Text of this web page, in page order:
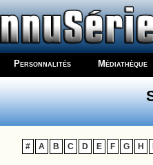
Personnalités Médiathèque
# A B C D E F G H